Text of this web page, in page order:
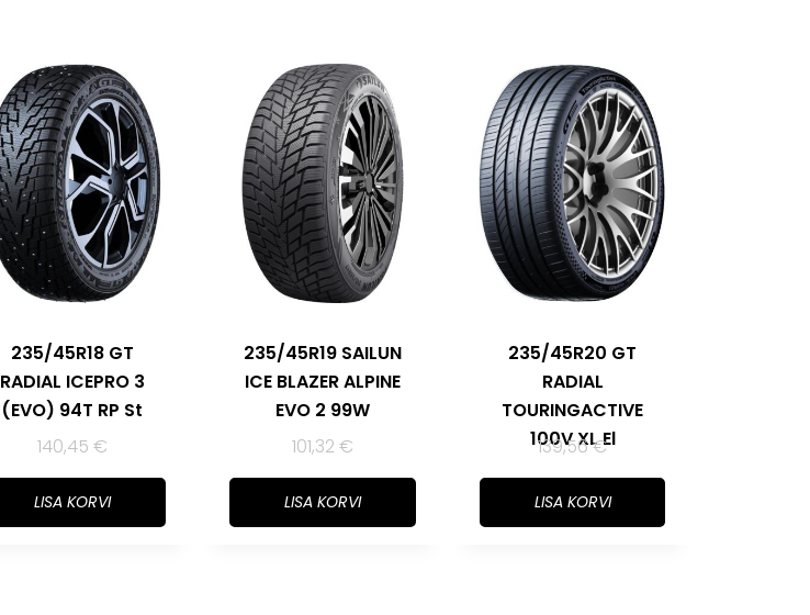
235/45R18 GT
RADIAL ICEPRO 3
(EVO) 94T RP St
140,45 €
LISA KORVI
235/45R19 SAILUN
ICE BLAZER ALPINE
EVO 2 99W
101,32 €
LISA KORVI
235/45R20 GT
RADIAL
TOURINGACTIVE
100V XL El
139,56€
LISA KORVI